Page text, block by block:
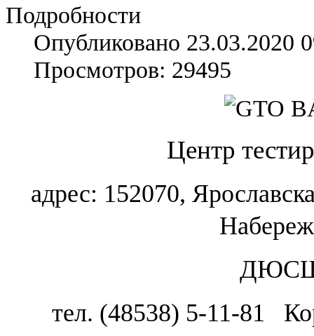
Подробности
Опубликовано 23.03.2020
Просмотров: 29495
Центр
адрес: 152070,
тел. (48538) 5-11-81